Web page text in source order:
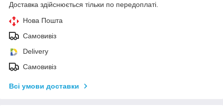
Доставка здійснюється тільки по передоплаті.
Нова Пошта
Самовивіз
Delivery
Самовивіз
Всі умови доставки